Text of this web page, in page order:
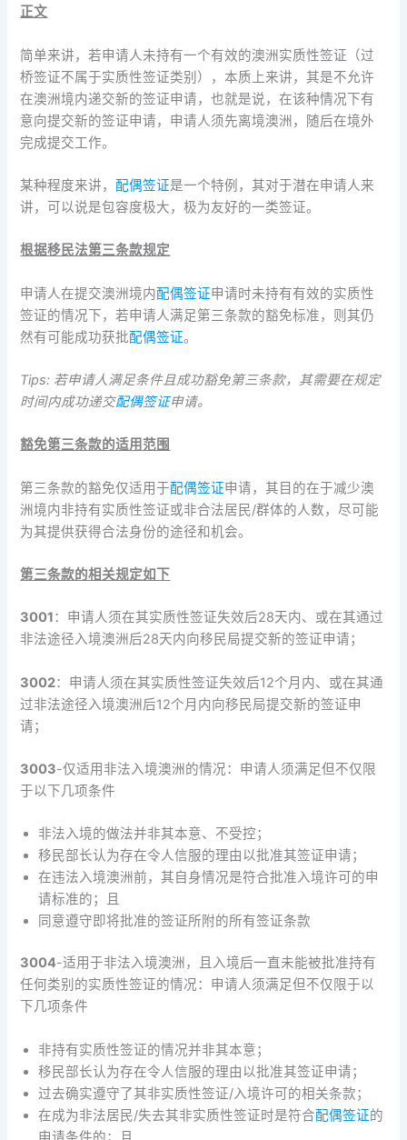
正文
简单来讲，若申请人未持有一个有效的澳洲实质性签证（过
桥签证不属于实质性签证类别），本质上来讲，其是不允许
在澳洲境内递交新的签证申请，也就是说，在该种情况下有
意向提交新的签证申请，申请人须先离境澳洲，随后在境外
完成提交工作。
某种程度来讲，配偶签证是一个特例，其对于潜在申请人来
讲，可以说是包容度极大，极为友好的一类签证。
根据移民法第三条款规定
申请人在提交澳洲境内配偶签证申请时未持有有效的实质性
签证的情况下，若申请人满足第三条款的豁免标准，则其仍
然有可能成功获批配偶签证。
Tips: 若申请人满足条件且成功豁免第三条款，其需要在规定
时间内成功递交配偶签证申请。
豁免第三条款的适用范围
第三条款的豁免仅适用于配偶签证申请，其目的在于减少澳
洲境内非持有实质性签证或非合法居民/群体的人数，尽可能
为其提供获得合法身份的途径和机会。
第三条款的相关规定如下
3001：申请人须在其实质性签证失效后28天内、或在其通过
非法途径入境澳洲后28天内向移民局提交新的签证申请；
3002：申请人须在其实质性签证失效后12个月内、或在其通
过非法途径入境澳洲后12个月内向移民局提交新的签证申
请；
3003-仅适用非法入境澳洲的情况：申请人须满足但不仅限
于以下几项条件
非法入境的做法并非其本意、不受控；
移民部长认为存在令人信服的理由以批准其签证申请；
在违法入境澳洲前，其自身情况是符合批准入境许可的申
请标准的；且
同意遵守即将批准的签证所附的所有签证条款
3004-适用于非法入境澳洲，且入境后一直未能被批准持有
任何类别的实质性签证的情况：申请人须满足但不仅限于以
下几项条件
非持有实质性签证的情况并非其本意；
移民部长认为存在令人信服的理由以批准其签证申请；
过去确实遵守了其非实质性签证/入境许可的相关条款；
在成为非法居民/失去其非实质性签证时是符合配偶签证的